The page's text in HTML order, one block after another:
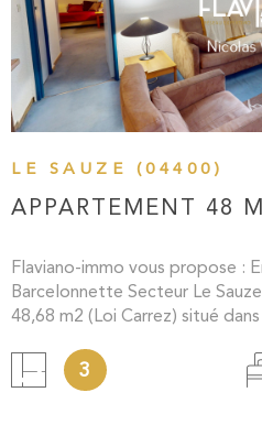
LE SAUZE (04400)
APPARTEMENT 48
Flaviano-immo vous propose :
Barcelonnette Secteur Le
48,68 m2 (Loi Carrez) situé
Entrée sur coin montagne, deux
cuisine ouverte, une salle d’eau
3
VOIR